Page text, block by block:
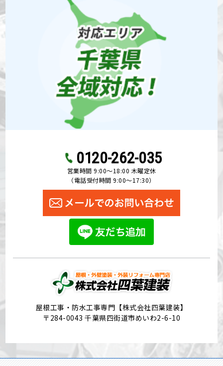
0120-262-035
営業時間 9:00〜18:00 木曜定休
（電話受付時間 9:00〜17:30）
屋根工事・防水工事専門【株式会社四葉建装】
〒284-0043 千葉県四街道市めいわ2-6-10